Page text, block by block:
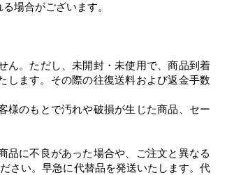
場合がございます。​
ん。ただし、未開封・未使用で、商品到着
します。その際の往復送料および返金手数
様のもとで汚れや破損が生じた商品、セー
品に不良があった場合や、ご注文と異なる
さい。早急に代替品を発送いたします。代